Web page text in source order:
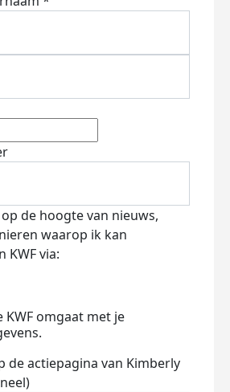
de hoogte van nieuws,
waarop ik kan
KWF via:
KWF omgaat met je
de actiepagina van Kimberly